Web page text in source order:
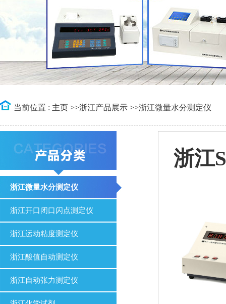
当前位置 : 主页 >>浙江产品展示 >>浙江微量水分测定仪
浙江微量水分测定仪
浙江开口闭口闪点测定仪
浙江运动粘度测定仪
浙江酸值自动测定仪
浙江自动张力测定仪
浙江